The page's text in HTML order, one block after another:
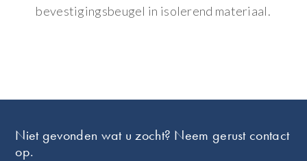
bevestigingsbeugel in isolerend materiaal.
Niet gevonden wat u zocht? Neem gerust contact
op.